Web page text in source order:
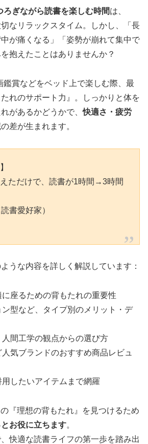
ろぎながら読書を楽しむ時間は、
なリラックスタイム。しかし、「長
が痛くなる」「姿勢が崩れて集中で
抱えたことはありませんか？
賞などをベッド上で楽しむ際、最
れのサポート力』。しっかりと体を
があるかどうかで、快適さ・疲労
差が生まれます。
えただけで、読書が1時間→3時間
書愛好家）
うな内容を詳しく解説しています：
座るための背もたれの重要性
型など、タイプ別のメリット・デ
間工学の観点からの選び方
気ブランドのおすすめ商品レビュ
したいアイテムまで網羅
『理想の背もたれ』を見つけるため
お役に立ちます。
快適な読書ライフの第一歩を踏み出